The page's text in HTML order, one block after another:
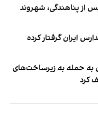
زن ایرانی ۵ ماه پس از پناهندگی، شهروند
ایران گرفتار کرده
به حمله به زیرساخت‌های
کرد